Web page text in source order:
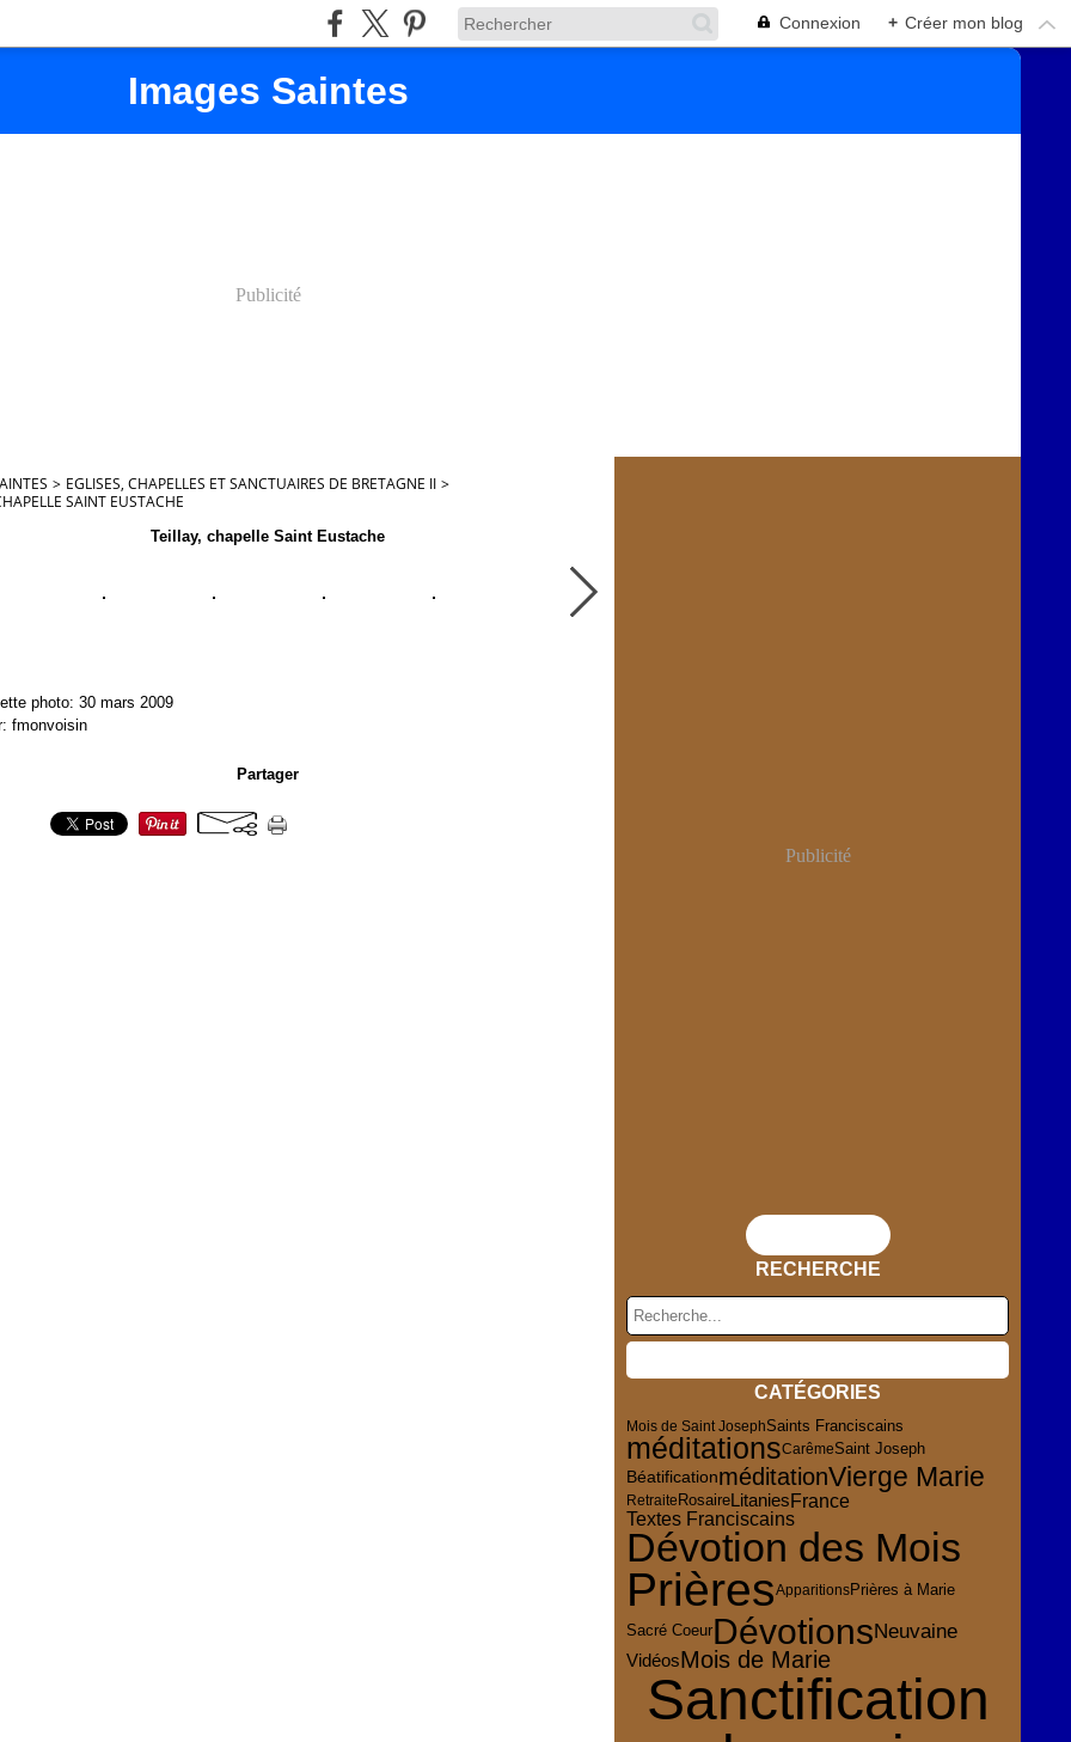
Connexion + Créer mon blog
Images Saintes
Publicité
> EGLISES, CHAPELLES ET SANCTUAIRES DE BRETAGNE II >
SAINT EUSTACHE
Teillay, chapelle Saint Eustache
photo: 30 mars 2009
fmonvoisin
Partager
Publicité
RECHERCHE
CATÉGORIES
Mois de Saint JosephSaints Franciscains
méditationsCarêmeSaint Joseph
BéatificationméditationVierge Marie
Retraite Rosaire LitaniesFrance
Textes Franciscains
Dévotion des Mois
PrièresApparitionsPrières à Marie
Sacré CoeurDévotionsNeuvaine
VidéosMois de Marie
Sanctification